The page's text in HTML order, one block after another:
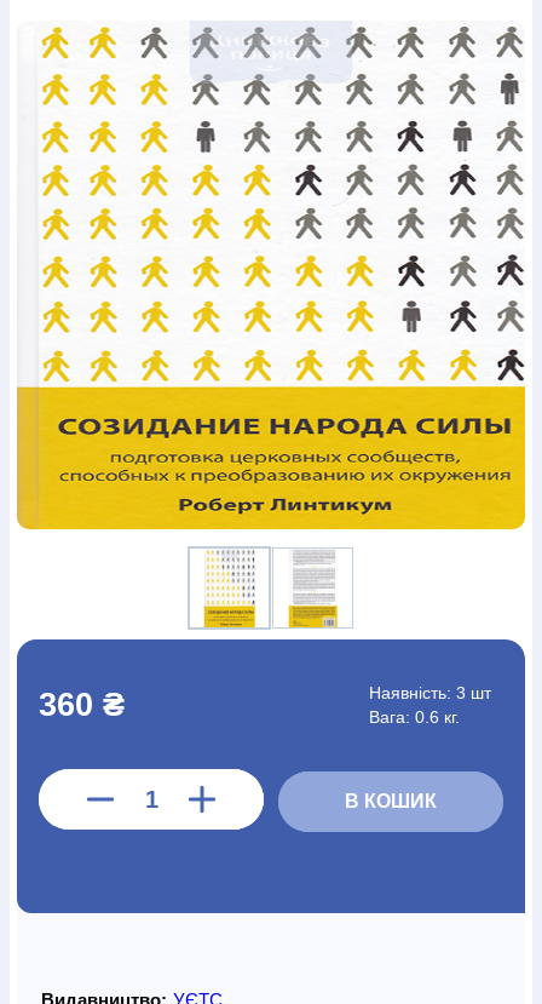
Супутні товари
Періодика Аудіо Ручки кулькові Відео Галантерея
Закладки для книг
Футболки БрелокиСумкиБіжутерія
Блокноти
Щоденники / щотижневики
Вироби з дерева
Вироби з кераміки і глиниВироби з срібла
Картини
Навчальні мапиШкіряні виробиМагніти
Металеві
вироби
Міні-лампи Наклейки Настільні ігри Пакети
подарункові
ПлакатиПластмасові вироби
Хустки
Подарункові картки
Розвиваючі ігри Репринти
Свічки
Зошити
ФотокартиниЧохли на БибліїГоловні убори
КалендаріКанцелярскі товари
Комп`ютерні ігри
Листівки
Сувенирна продукція Годинники
Пазли
Книга в комплекті
За додатковою інформацією дзвоніть за номером:
(097) 880-6379
Ми у Facebook
360 ₴ Наявність: 3 шт
Вага: 0.6 кг.
В КОШИК
Видавництво: УЄТС